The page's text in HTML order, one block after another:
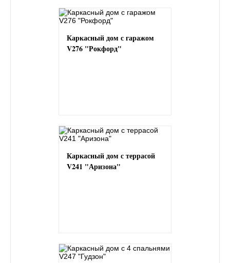
Каркасный дом с гаражом
V276 "Рокфорд"
Каркасный дом с террасой
V241 "Аризона"